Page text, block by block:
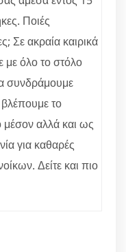
Ποιές
Σε ακραία καιρικά
με όλο το στόλο
συνδράμουμε
βλέπουμε το
μέσον αλλά και ως
για καθαρές
Δείτε και πιο